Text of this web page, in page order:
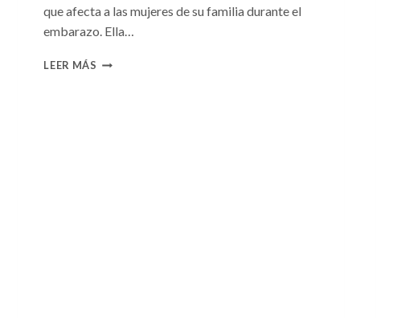
que afecta a las mujeres de su familia durante el
embarazo. Ella…
LEER MÁS CONSULTA